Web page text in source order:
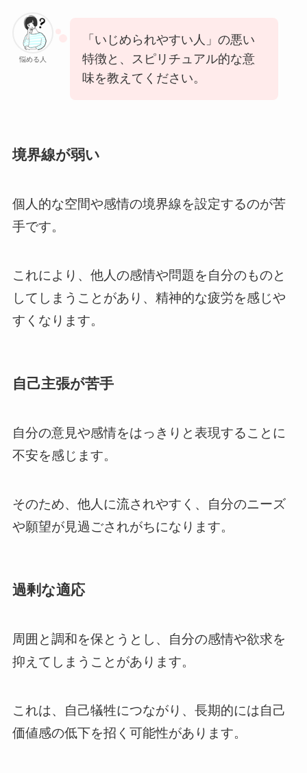
悩める人
「いじめられやすい人」の悪い
特徴と、スピリチュアル的な意
味を教えてください。
境界線が弱い
個人的な空間や感情の境界線を設定するのが苦
手です。
これにより、他人の感情や問題を自分のものと
してしまうことがあり、精神的な疲労を感じや
すくなります。
自己主張が苦手
自分の意見や感情をはっきりと表現することに
不安を感じます。
そのため、他人に流されやすく、自分のニーズ
や願望が見過ごされがちになります。
過剰な適応
周囲と調和を保とうとし、自分の感情や欲求を
抑えてしまうことがあります。
これは、自己犠牲につながり、長期的には自己
価値感の低下を招く可能性があります。